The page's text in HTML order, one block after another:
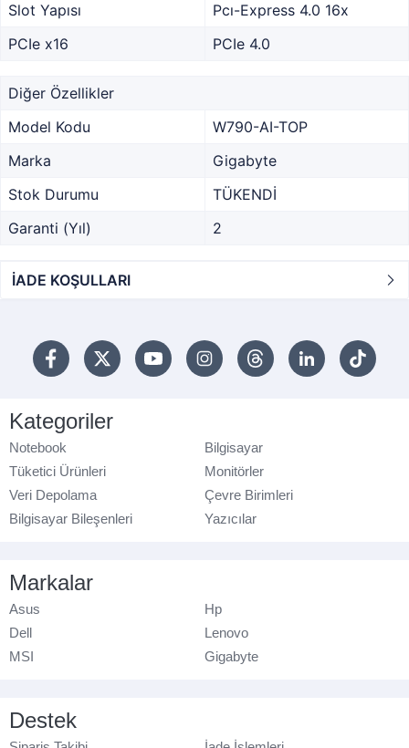
Slot Yapısı
Pcı-Express 4.0 16x
PCIe x16
PCIe 4.0
Diğer Özellikler
Model Kodu
W790-AI-TOP
Marka
Gigabyte
Stok Durumu
TÜKENDİ
Garanti (Yıl)
2
İADE KOŞULLARI
Kategoriler
Notebook
Bilgisayar
Tüketici Ürünleri
Monitörler
Veri Depolama
Çevre Birimleri
Bilgisayar Bileşenleri
Yazıcılar
Markalar
Asus
Hp
Dell
Lenovo
MSI
Gigabyte
Destek